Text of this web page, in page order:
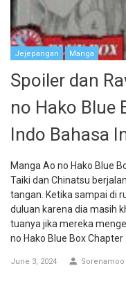
Jejepangan Manga
Spoiler dan
no Hako Blue
Indo Bahasa
Manga Ao no Hako Blue
Taiki dan Chinatsu
tangan. Ketika sampai di
duluan karena dia masih
tuanya jika mereka
no Hako Blue Box
June 3, 2024 Sorenamoo